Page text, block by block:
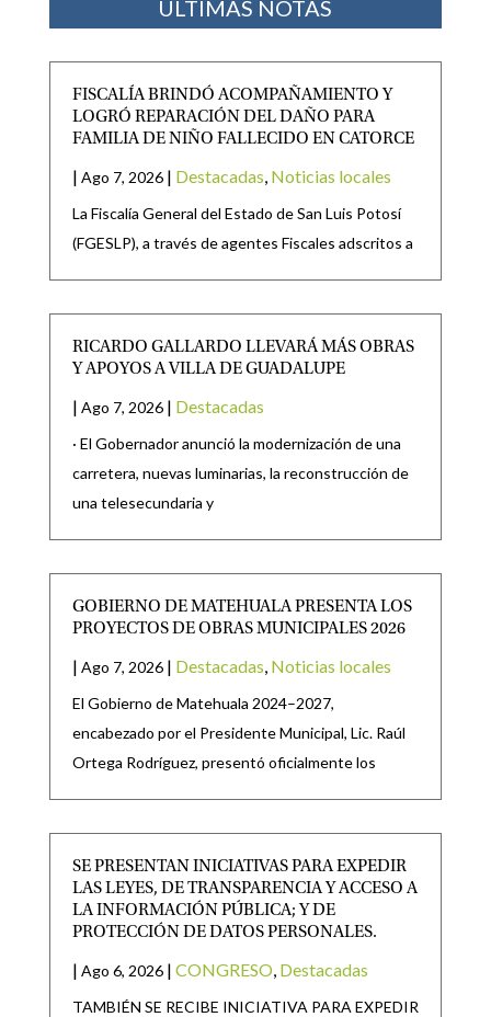
ÚLTIMAS NOTAS
FISCALÍA BRINDÓ ACOMPAÑAMIENTO Y
LOGRÓ REPARACIÓN DEL DAÑO PARA
FAMILIA DE NIÑO FALLECIDO EN CATORCE
| Ago 7, 2026 | Destacadas Noticias locales
La Fiscalía General del Estado de San Luis Potosí
(FGESLP), a través de agentes Fiscales adscritos a
RICARDO GALLARDO LLEVARÁ MÁS OBRAS
Y APOYOS A VILLA DE GUADALUPE
| Ago 7, 2026 | Destacadas
· El Gobernador anunció la modernización de una
carretera, nuevas luminarias, la reconstrucción de
una telesecundaria y
GOBIERNO DE MATEHUALA PRESENTA LOS
PROYECTOS DE OBRAS MUNICIPALES 2026
| Ago 7, 2026 | Destacadas Noticias locales
El Gobierno de Matehuala 2024–2027,
encabezado por el Presidente Municipal, Lic. Raúl
Ortega Rodríguez, presentó oficialmente los
SE PRESENTAN INICIATIVAS PARA EXPEDIR
LAS LEYES, DE TRANSPARENCIA Y ACCESO A
LA INFORMACIÓN PÚBLICA; Y DE
PROTECCIÓN DE DATOS PERSONALES.
| Ago 6, 2026 | CONGRESO Destacadas
TAMBIÉN SE RECIBE INICIATIVA PARA EXPEDIR